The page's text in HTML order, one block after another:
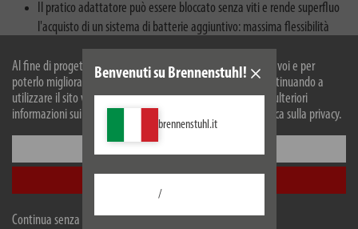
Al fine di progettare il nostro sito web in modo ottimale per voi e per
poterlo migliorare continuamente, utilizziamo i cookies. Continuando a
utilizzare il sito web, accetti il nostro utilizzo dei cookie. Per ulteriori
informazioni sui cookie, si prega di consultare la nostra politica sulla privacy.
Continua senza accettare
Benvenuti su Brennenstuhl!
brennenstuhl.it
/
Il pratico adattatore può essere bloccato senza viti e rende superfluo
l'acquisto di un sistema di batterie aggiuntivo: massima flessibilità
grazie al sistema Brennenstuhl Multi Battery 18V
Descrizione